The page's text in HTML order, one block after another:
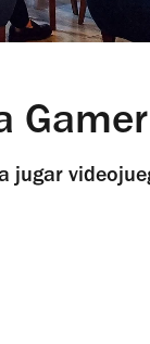
Gamer
jugar